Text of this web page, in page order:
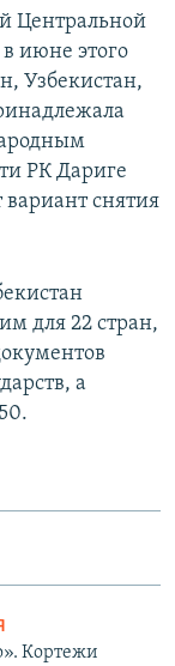
Центральной
июне этого
Узбекистан,
РК Дариге
вариант снятия
для 22 стран,
а
Кортежи